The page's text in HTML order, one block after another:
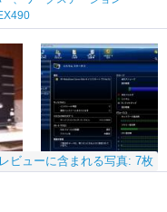
ビューに含まれる写真: 7枚